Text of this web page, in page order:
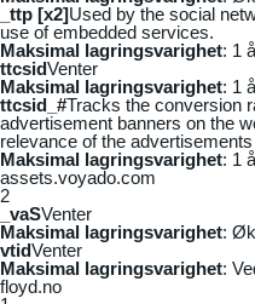
_ttp [x2]Used by the social
use of embedded services.
Maksimal lagringsvarighet: 1
ttcsidVenter
Maksimal lagringsvarighet: 1
ttcsid_#Tracks the conversion
advertisement banners on the
relevance of the
Maksimal lagringsvarighet: 1
assets.voyado.com
2
_vaSVenter
Maksimal lagringsvarighet:
vtidVenter
Maksimal lagringsvarighet:
floyd.no